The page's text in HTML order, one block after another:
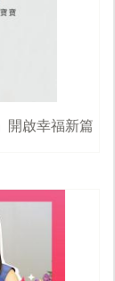
開啟幸福新篇